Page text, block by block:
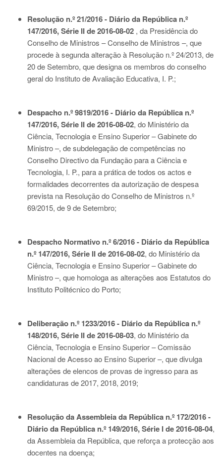
Resolução n.º 21/2016 - Diário da República n.º
147/2016, Série II de 2016-08-02 , da Presidência do
Conselho de Ministros – Conselho de Ministros –, que
procede à segunda alteração à Resolução n.º 24/2013, de
20 de Setembro, que designa os membros do conselho
geral do Instituto de Avaliação Educativa, I. P.;
Despacho n.º 9819/2016 - Diário da República n.º
147/2016, Série II de 2016-08-02, do Ministério da
Ciência, Tecnologia e Ensino Superior – Gabinete do
Ministro –, de subdelegação de competências no
Conselho Directivo da Fundação para a Ciência e
Tecnologia, I. P., para a prática de todos os actos e
formalidades decorrentes da autorização de despesa
prevista na Resolução do Conselho de Ministros n.º
69/2015, de 9 de Setembro;
Despacho Normativo n.º 6/2016 - Diário da República
n.º 147/2016, Série II de 2016-08-02, do Ministério da
Ciência, Tecnologia e Ensino Superior – Gabinete do
Ministro –, que homologa as alterações aos Estatutos do
Instituto Politécnico do Porto;
Deliberação n.º 1233/2016 - Diário da República n.º
148/2016, Série II de 2016-08-03, do Ministério da
Ciência, Tecnologia e Ensino Superior – Comissão
Nacional de Acesso ao Ensino Superior –, que divulga
alterações de elencos de provas de ingresso para as
candidaturas de 2017, 2018, 2019;
Resolução da Assembleia da República n.º 172/2016 -
Diário da República n.º 149/2016, Série I de 2016-08-04,
da Assembleia da República, que reforça a protecção aos
docentes na doença;